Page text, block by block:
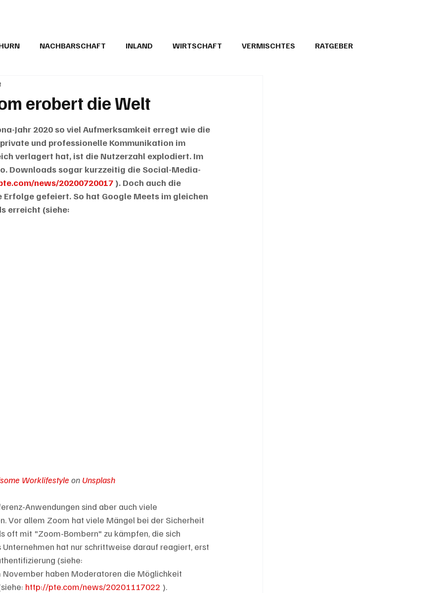
NACHBARSCHAFT INLAND WIRTSCHAFT VERMISCHTES RATGEBER
erobert die Welt
Jahr 2020 so viel Aufmerksamkeit erregt wie die
und professionelle Kommunikation im
verlagert hat, ist die Nutzerzahl explodiert. Im
Downloads sogar kurzzeitig die Social-Media-
news/20200720017 ). Doch auch die
gefeiert. So hat Google Meets im gleichen
erreicht (siehe:
Worklifestyle on Unsplash
Anwendungen sind aber auch viele
Vor allem Zoom hat viele Mängel bei der Sicherheit
oft mit "Zoom-Bombern" zu kämpfen, die sich
hat nur schrittweise darauf reagiert, erst
(siehe:
November haben Moderatoren die Möglichkeit
http://pte.com/news/20201117022 ).